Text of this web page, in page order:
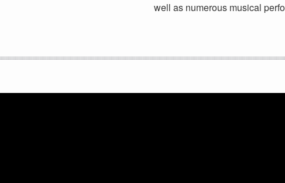
well as numerous musical